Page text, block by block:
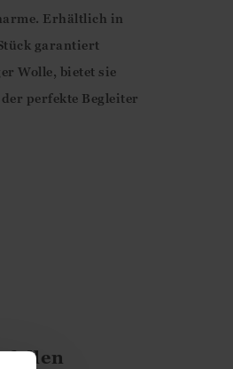
Erhältlich in
garantiert
Wolle, bietet sie
perfekte Begleiter